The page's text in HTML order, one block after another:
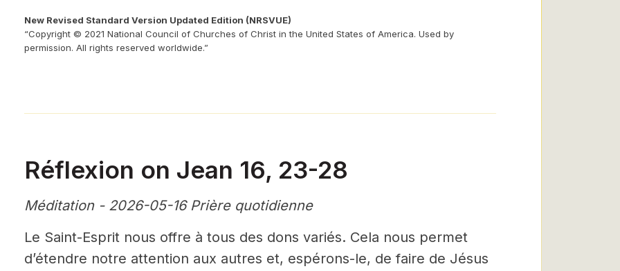
New Revised Standard Version Updated Edition (NRSVUE)
“Copyright © 2021 National Council of Churches of Christ in the United States of America. Used by
permission. All rights reserved worldwide.”
Réflexion on Jean 16, 23-28
Méditation - 2026-05-16 Prière quotidienne
Le Saint-Esprit nous offre à tous des dons variés. Cela nous permet
d’étendre notre attention aux autres et, espérons-le, de faire de Jésus